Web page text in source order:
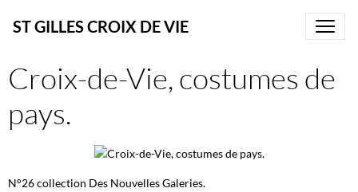
ST GILLES CROIX DE VIE
Croix-de-Vie, costumes de
pays.
N°26 collection Des Nouvelles Galeries.